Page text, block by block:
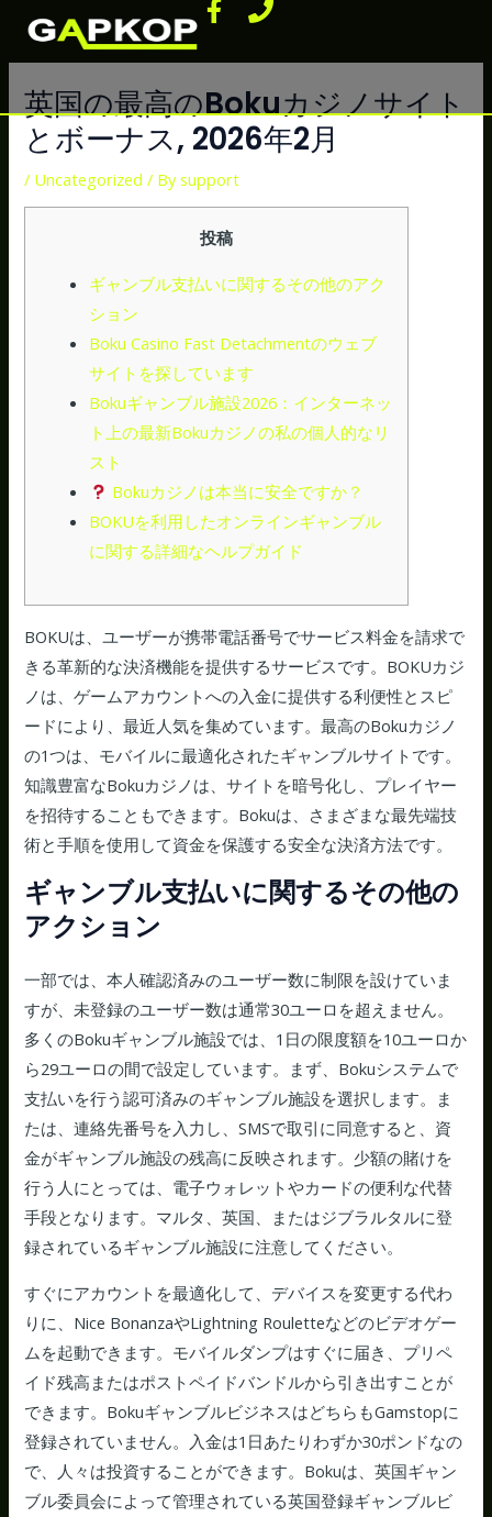
F
a
c
e
b
o
o
k
-
f
P
h
o
e
英国の最高のBokuカジノサイト
とボーナス, 2026年2月
/ Uncategorized / Bysupport
投稿
ギャンブル支払いに関するその他のアク
ション
Boku Casino Fast Detachmentのウェブ
サイトを探しています
Bokuギャンブル施設2026：インターネッ
ト上の最新Bokuカジノの私の個人的なリ
スト
Bokuカジノは本当に安全ですか？
BOKUを利用したオンラインギャンブル
に関する詳細なヘルプガイド
BOKUは、ユーザーが携帯電話番号でサービス料金を請求で
きる革新的な決済機能を提供するサービスです。BOKUカジ
ノは、ゲームアカウントへの入金に提供する利便性とスピ
ードにより、最近人気を集めています。最高のBokuカジノ
の1つは、モバイルに最適化されたギャンブルサイトです。
知識豊富なBokuカジノは、サイトを暗号化し、プレイヤー
を招待することもできます。Bokuは、さまざまな最先端技
術と手順を使用して資金を保護する安全な決済方法です。
ギャンブル支払いに関するその他の
アクション
一部では、本人確認済みのユーザー数に制限を設けていま
すが、未登録のユーザー数は通常30ユーロを超えません。
多くのBokuギャンブル施設では、1日の限度額を10ユーロか
ら29ユーロの間で設定しています。まず、Bokuシステムで
支払いを行う認可済みのギャンブル施設を選択します。ま
たは、連絡先番号を入力し、SMSで取引に同意すると、資
金がギャンブル施設の残高に反映されます。少額の賭けを
行う人にとっては、電子ウォレットやカードの便利な代替
手段となります。マルタ、英国、またはジブラルタルに登
録されているギャンブル施設に注意してください。
すぐにアカウントを最適化して、デバイスを変更する代わ
りに、Nice BonanzaやLightning Rouletteなどのビデオゲー
ムを起動できます。モバイルダンプはすぐに届き、プリペ
イド残高またはポストペイドバンドルから引き出すことが
できます。BokuギャンブルビジネスはどちらもGamstopに
登録されていません。入金は1日あたりわずか30ポンドなの
で、人々は投資することができます。Bokuは、英国ギャン
ブル委員会によって管理されている英国登録ギャンブルビ
navigation